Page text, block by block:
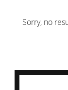
Sorry, no